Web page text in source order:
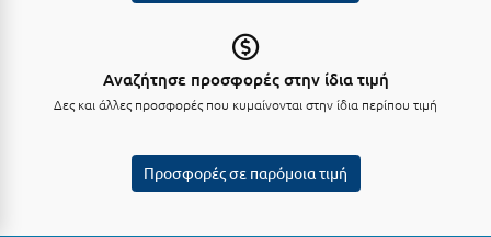
Πόρτο Χέλι
Αναζήτησε προσφορές στην ίδια τιμή
Δες και άλλες προσφορές που κυμαίνονται στην ίδια περίπου τιμή
Προσφορές σε παρόμοια τιμή